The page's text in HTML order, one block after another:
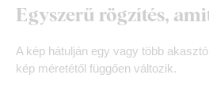
Egyszerű rögzítés,
A kép hátulján egy vagy több
kép méretétől függően változik.